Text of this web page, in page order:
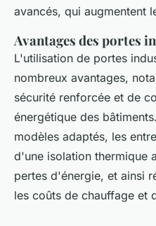
avancés, qui augmentent
Avantages des portes
L'utilisation de portes
nombreux avantages,
sécurité renforcée et de
énergétique des
modèles adaptés, les
d'une isolation thermique
pertes d'énergie, et ainsi
les coûts de chauffage et